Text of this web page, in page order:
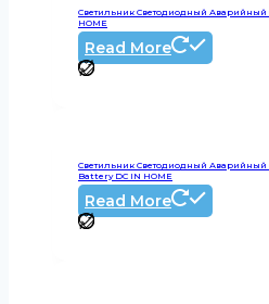
Светильник Светодиодный Аварийный
HOME
Read More
Светильник Светодиодный Аварийный
Battery DC IN HOME
Read More